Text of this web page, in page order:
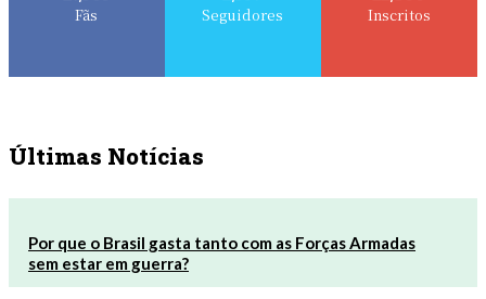
Fãs Seguidores Inscritos
Últimas Notícias
Por que o Brasil gasta tanto com as Forças Armadas
sem estar em guerra?